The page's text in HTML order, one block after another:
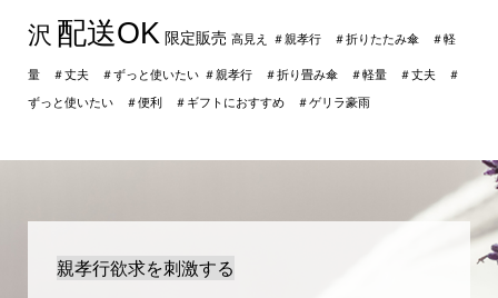
沢 配送OK 限定販売 高見え ＃親孝行 ＃折りたたみ傘 ＃軽
量 ＃丈夫 ＃ずっと使いたい ＃親孝行 ＃折り畳み傘 ＃軽量 ＃丈夫 ＃
ずっと使いたい ＃便利 ＃ギフトにおすすめ ＃ゲリラ豪雨
親孝行欲求を刺激する